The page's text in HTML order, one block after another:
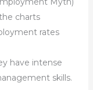
charts
rates
have intense
skills.